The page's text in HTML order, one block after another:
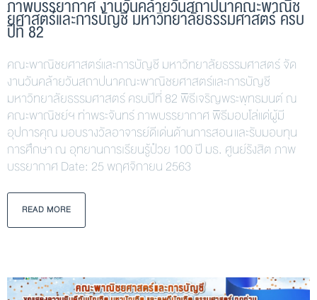
ภาพบรรยากาศ งานวันคล้ายวันสถาปนาคณะพาณิช
ยศาสตร์และการบัญชี มหาวิทยาลัยธรรมศาสตร์ ครบ
ปีที่ 82
คณะพาณิชยศาสตร์และการบัญชี มหาวิทยาลัยธรรมศาสตร์ จัด
งานวันคล้ายวันสถาปนาคณะพาณิชยศาสตร์และการบัญชี
มหาวิทยาลัยธรรมศาสตร์ ครบปีที่ 82 พิธีเจริญพระพุทธมนต์ ณ
คณะพาณิชย์ฯ ท่าพระจันทร์ ภาพบรรยากาศ พิธีมอบโล่แด่ผู้มี
อุปการคุณ มอบรางวัลอาจารย์ดีเด่นด้านการสอน และรับมอบทุน
การศึกษา ณ อุทยานการเรียนรู้ป๋วย 100 ปี มธ. ศูนย์รังสิต ภาพ
บรรยากาศ Date: 25 พฤศจิกายน 2563
READ MORE